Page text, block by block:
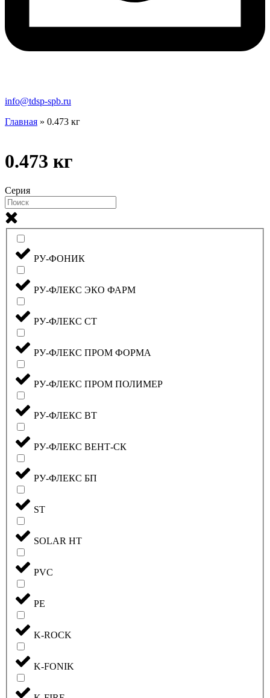
info@tdsp-spb.ru
Главная » 0.473 кг
0.473 кг
Серия
РУ-ФОНИК
РУ-ФЛЕКС ЭКО ФАРМ
РУ-ФЛЕКС СТ
РУ-ФЛЕКС ПРОМ ФОРМА
РУ-ФЛЕКС ПРОМ ПОЛИМЕР
РУ-ФЛЕКС ВТ
РУ-ФЛЕКС ВЕНТ-СК
РУ-ФЛЕКС БП
ST
SOLAR HT
PVC
PE
K-ROCK
K-FONIK